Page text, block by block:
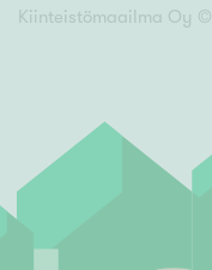
Maalämpö
Parveke
Senioriasunto
Kiinteistömaailma Oy ©